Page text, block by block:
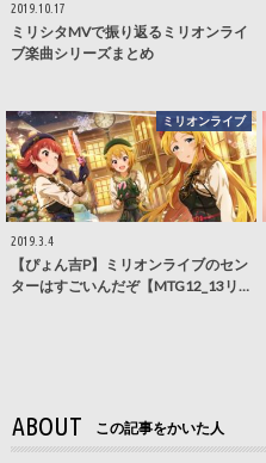
2019.10.17
ミリシタMVで振り返るミリオンライ
ブ楽曲シリーズまとめ
ミリオンライブ
2019.3.4
【ぴょん吉P】ミリオンライブのセン
ターはすごいんだぞ【MTG12_13リ…
ABOUT この記事をかいた人